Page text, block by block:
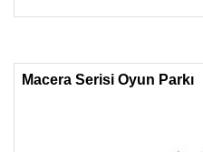
Macera Serisi Oyun Parkı